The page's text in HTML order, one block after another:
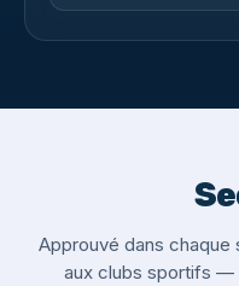
Approuvé dans
aux clubs sportifs —